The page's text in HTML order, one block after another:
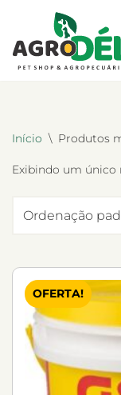
Pular
para
Início \ Produtos
Exibindo um único
OFERTA!